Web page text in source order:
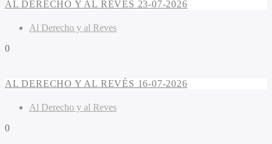
AL DERECHO Y AL REVÉS 23-07-2026
Al Derecho y al Reves
0
AL DERECHO Y AL REVÉS 16-07-2026
Al Derecho y al Reves
0